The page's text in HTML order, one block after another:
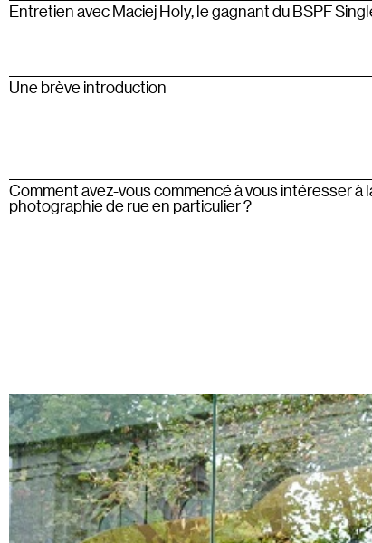
Entretien avec Maciej Holy, le gagnant du BSPF
Une brève introduction
Comment avez-vous commencé à vous intéresser à
photographie de rue en particulier ?